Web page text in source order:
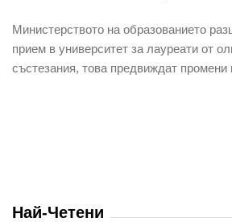
Министерството на образованието
прием в университет за лауреати от
състезания, това предвиждат
Най-Четени